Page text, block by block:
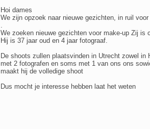
Hoi dames
We zijn opzoek naar nieuwe gezichten, in ruil
We zoeken nieuwe gezichten voor make-up Zij is
Hij is 37 jaar oud en 4 jaar fotograaf.
De shoots zullen plaatsvinden in Utrecht zowel
met 2 fotografen en soms met 1 van ons ons
maakt hij de volledige shoot
Dus mocht je interesse hebben laat het weten